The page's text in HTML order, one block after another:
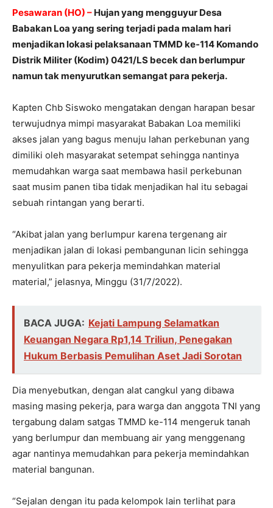
Pesawaran (HO) – Hujan yang mengguyur Desa
Babakan Loa yang sering terjadi pada malam hari
menjadikan lokasi pelaksanaan TMMD ke-114 Komando
Distrik Militer (Kodim) 0421/LS becek dan berlumpur
namun tak menyurutkan semangat para pekerja.
Kapten Chb Siswoko mengatakan dengan harapan besar
terwujudnya mimpi masyarakat Babakan Loa memiliki
akses jalan yang bagus menuju lahan perkebunan yang
dimiliki oleh masyarakat setempat sehingga nantinya
memudahkan warga saat membawa hasil perkebunan
saat musim panen tiba tidak menjadikan hal itu sebagai
sebuah rintangan yang berarti.
“Akibat jalan yang berlumpur karena tergenang air
menjadikan jalan di lokasi pembangunan licin sehingga
menyulitkan para pekerja memindahkan material
material,” jelasnya, Minggu (31/7/2022).
BACA JUGA: Kejati Lampung Selamatkan
Keuangan Negara Rp1,14 Triliun, Penegakan
Hukum Berbasis Pemulihan Aset Jadi Sorotan
Dia menyebutkan, dengan alat cangkul yang dibawa
masing masing pekerja, para warga dan anggota TNI yang
tergabung dalam satgas TMMD ke-114 mengeruk tanah
yang berlumpur dan membuang air yang menggenang
agar nantinya memudahkan para pekerja memindahkan
material bangunan.
“Sejalan dengan itu pada kelompok lain terlihat para